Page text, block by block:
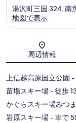
湯沢町三国 324, 南
地図で表示
周辺情報
上信越高原国立公園 -
苗場スキー場- 徒歩
かぐらスキー場みつ
岩原スキー場- 車で